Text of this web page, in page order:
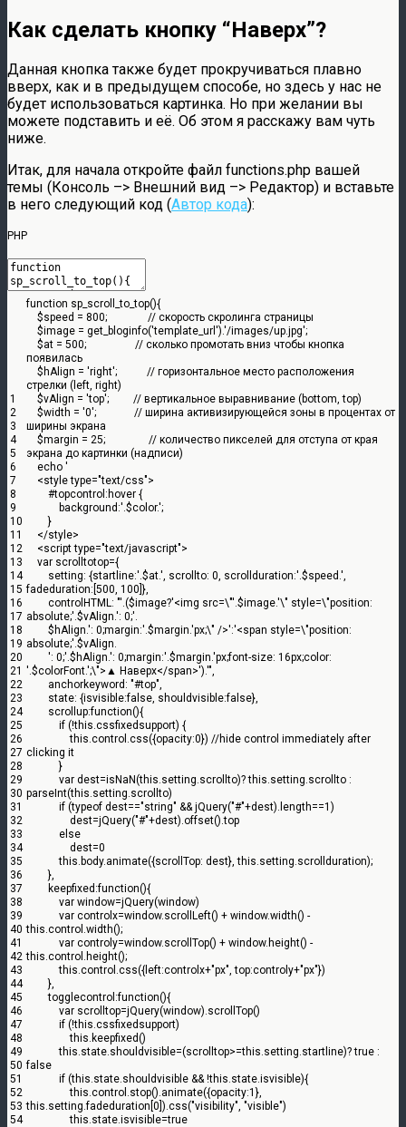
Как сделать кнопку “Наверх”?
Данная кнопка также будет прокручиваться плавно
вверх, как и в предыдущем способе, но здесь у нас не
будет использоваться картинка. Но при желании вы
можете подставить и её. Об этом я расскажу вам чуть
ниже.
Итак, для начала откройте файл functions.php вашей
темы (Консоль –> Внешний вид –> Редактор) и вставьте
в него следующий код (Автор кода):
PHP
1
2
3
4
5
6
7
8
9
10
11
12
13
14
15
16
17
18
19
20
21
22
23
24
25
26
27
28
29
30
31
32
33
34
35
36
37
38
39
40
41
42
43
44
45
46
47
48
49
50
51
52
53
54
function sp_scroll_to_top(){
$speed = 800;
// скорость скролинга страницы
$image = get_bloginfo('template_url').'/images/up.jpg';
$at = 500;
// сколько промотать вниз чтобы кнопка
появилась
$hAlign = 'right';
// горизонтальное место расположения
стрелки (left, right)
$vAlign = 'top';
// вертикальное выравнивание (bottom, top)
$width = '0';
// ширина активизирующейся зоны в процентах от
ширины экрана
$margin = 25;
// количество пикселей для отступа от края
экрана до картинки (надписи)
echo '
<styletype="text/css">
#topcontrol:hover {
background :'.$color.';
}
</style>
<scripttype="text/javascript">
var scrolltotop={
setting: {startline:'.$at.', scrollto: 0, scrollduration:'.$speed.',
fadeduration: 500, 100 },
controlHTML: "'.($image?'<img src=\"'.$image.'\" style=\"position:
absolute;'.$vAlign.': 0;'.
$hAlign.': 0;margin:'.$margin.'px;\" />':'<span style=\"position:
absolute;'.$vAlign.
': 0;'.$hAlign.': 0;margin:'.$margin.'px;font-size: 16px;color:
'.$colorFont.';\">▲ Наверх</span>').'",
anchorkeyword : "#top",
state: {isvisible:false, shouldvisible:false},
scrollup:function(){
if (!this.cssfixedsupport) {
this.control .css({opacity:0}) //hide control immediately after
clicking it
}
var dest=isNaN(this.setting.scrollto)? this.setting.scrollto :
parseInt(this.setting.scrollto)
if (typeof dest=="string" && jQuery("#"+dest). length==1 )
dest=jQuery("#"+dest).offset().top
else
dest=0
this. body.animate({scrollTop: dest}, this.setting.scrollduration);
},
keepfixed :function(){
var window=jQuery(window)
var controlx=window.scrollLeft() + window.width() -
this.control .width();
var controly=window.scrollTop() + window. height() -
this.control . height();
this.control .css({ left:controlx+"px", top:controly+"px"})
},
togglecontrol :function(){
var scrolltop=jQuery(window).scrollTop()
if (!this.cssfixedsupport)
this. keepfixed()
this.state.shouldvisible=(scrolltop>=this.setting.startline)? true :
false
if (this.state.shouldvisible && !this.state.isvisible){
this.control .stop().animate({opacity:1 },
this.setting.fadeduration 0 ).css("visibility", "visible")
this.state.isvisible=true